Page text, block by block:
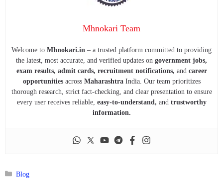
Mhnokari Team
Welcome to Mhnokari.in – a trusted platform committed to providing
the latest, most accurate, and verified updates on government jobs,
exam results, admit cards, recruitment notifications, and career
opportunitiesacross MaharashtraIndia. Our team prioritizes
thorough research, strict fact-checking, and clear presentation to ensure
every user receives reliable, easy-to-understand, and trustworthy
information.
Categories
Blog